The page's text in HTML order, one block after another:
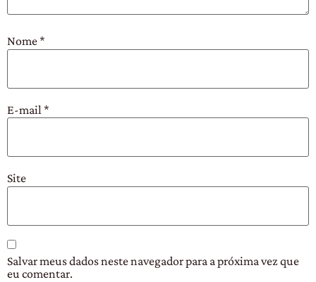
Nome*
E-mail *
Site
Salvar meus dados neste navegador para a próxima vez que
eu comentar.